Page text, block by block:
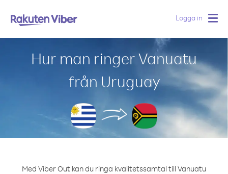
Logga in
Hur man ringer Vanuatu
från Uruguay
Med Viber Out kan du ringa kvalitetssamtal till Vanuatu